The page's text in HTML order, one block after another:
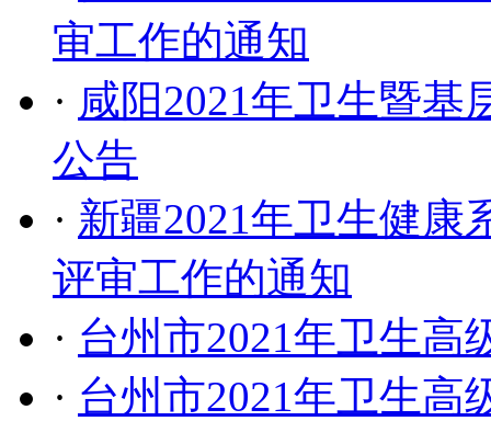
审工作的通知
· 咸阳2021年卫生暨基
公告
· 新疆2021年卫生健康
评审工作的通知
· 台州市2021年卫生高
· 台州市2021年卫生高